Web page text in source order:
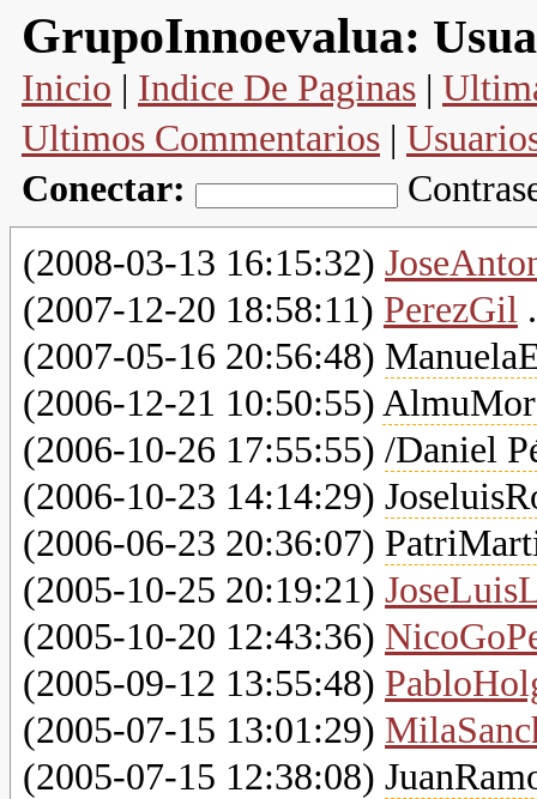
GrupoInnoevalua:
Inicio | Indice De Paginas |
Ultimos Commentarios |
Conectar:
(2008-03-13 16:15:32)
(2007-12-20 18:58:11) PerezGil
(2007-05-16 20:56:48)
(2006-12-21 10:50:55)
(2006-10-26 17:55:55) /Daniel
(2006-10-23 14:14:29)
(2006-06-23 20:36:07)
(2005-10-25 20:19:21)
(2005-10-20 12:43:36)
(2005-09-12 13:55:48)
(2005-07-15 13:01:29)
(2005-07-15 12:38:08)